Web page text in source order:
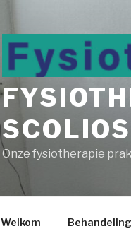
Onze fysiotherapie
Welkom